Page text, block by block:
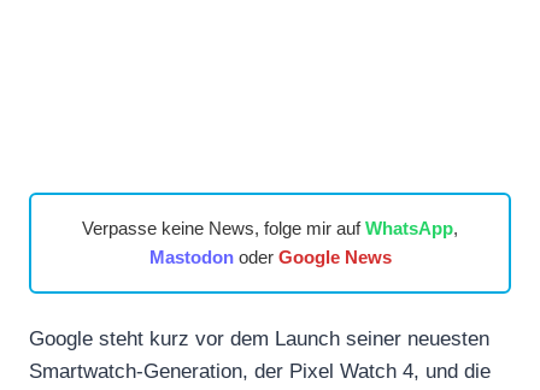
Verpasse keine News, folge mir aufWhatsApp,
Mastodonoder Google News
Google steht kurz vor dem Launch seiner neuesten
Smartwatch-Generation, der Pixel Watch 4, und die